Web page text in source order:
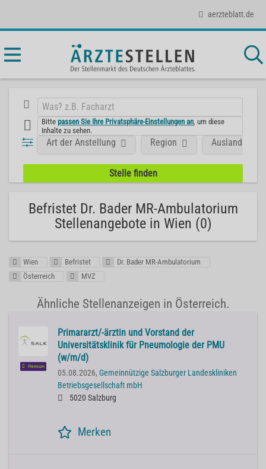
aerzteblatt.de
Bittepassen Sie Ihre Privatsphäre-Einstellungen an , um diese
Inhalte zu sehen.
Art der Anstellung Region Ausland
Befristet Dr. Bader MR-Ambulatorium
Stellenangebote in Wien (0)
Wien Befristet
Dr. Bader MR-Ambulatorium
Österreich
MVZ
Ähnliche Stellenanzeigen in Österreich.
Premium
Primararzt/-ärztin und Vorstand der
Universitätsklinik für Pneumologie der PMU
(w/m/d)
05.08.2026, Gemeinnützige Salzburger Landeskliniken
Betriebsgesellschaft mbH
5020 Salzburg
Merken